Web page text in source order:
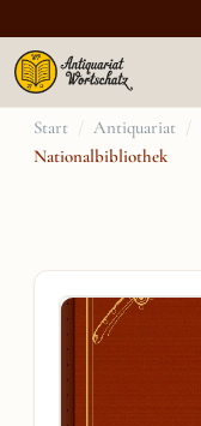
Zum
Inhalt
Start / Antiquariat /
Nationalbibliothek